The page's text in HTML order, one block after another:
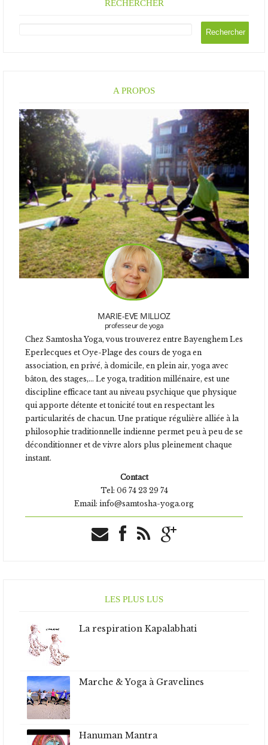
RECHERCHER
A PROPOS
MARIE-EVE MILLIOZ
professeur de yoga
Chez Samtosha Yoga, vous trouverez entre Bayenghem Les
Eperlecques et Oye-Plage des cours de yoga en
association, en privé, à domicile, en plein air, yoga avec
bâton, des stages,... Le yoga, tradition millénaire, est une
discipline efficace tant au niveau psychique que physique
qui apporte détente et tonicité tout en respectant les
particularités de chacun. Une pratique régulière alliée à la
philosophie traditionnelle indienne permet peu à peu de se
déconditionner et de vivre alors plus pleinement chaque
instant.
Contact
Tel: 06 74 23 29 74
Email: info@samtosha-yoga.org
LES PLUS LUS
La respiration Kapalabhati
Marche & Yoga à Gravelines
Hanuman Mantra